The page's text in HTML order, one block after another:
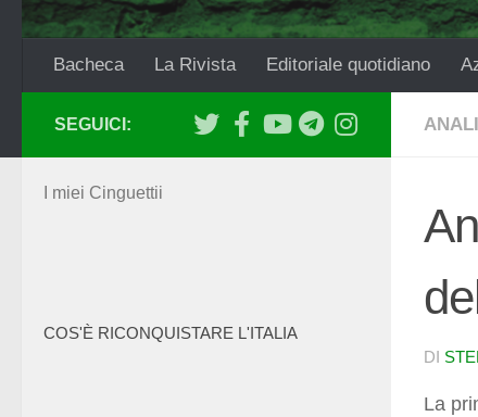
Bacheca La Rivista Editoriale quotidiano
DI
La
SEGUICI:
I miei Cinguettii
COS'È RICONQUISTARE L'ITALIA